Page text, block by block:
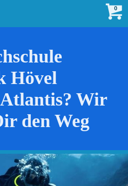
0
Hövel
Wir
den Weg